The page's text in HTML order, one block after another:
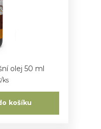
olej 50 ml
/ks
košíku